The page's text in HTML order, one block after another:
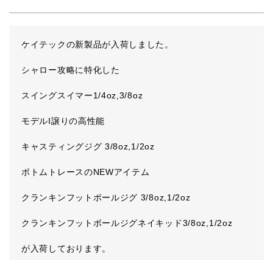
ケイテックの新製品が入荷しました。
シャロー攻略に特化した
スイングスイマー1/4oz,3/8oz
モデルI譲りの高性能
キャスティングジグ 3/8oz,1/2oz
ボトムトレースのNEWアイテム
クランキンフットボールジグ 3/8oz,1/2oz
クランキンフットボールジグネイキッド3/8oz,1/2oz
が入荷しております。